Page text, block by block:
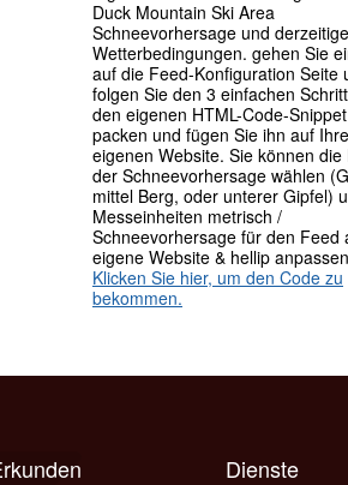
Duck Mountain Ski Area
Schneevorhersage und derzeitige
Wetterbedingungen. gehen Sie
auf die Feed-Konfiguration Seite
folgen Sie den 3 einfachen
den eigenen HTML-Code-
packen und fügen Sie ihn auf
eigenen Website. Sie können die
der Schneevorhersage wählen
mittel Berg, oder unterer Gipfel)
Messeinheiten metrisch /
Schneevorhersage für den Feed
eigene Website & hellip
Klicken Sie hier, um den Code zu
bekommen.
Dienste